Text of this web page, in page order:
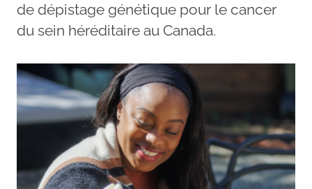
de dépistage génétique pour le cancer
du sein héréditaire au Canada.